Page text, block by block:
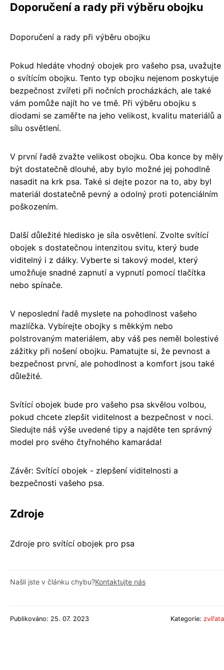
Doporučení a rady při výběru obojku
Doporučení a rady při výběru obojku
Pokud hledáte vhodný obojek pro vašeho psa, uvažujte
o svítícím obojku. Tento typ obojku nejenom poskytuje
bezpečnost zvířeti při nočních procházkách, ale také
vám pomůže najít ho ve tmě. Při výběru obojku s
diodami se zaměřte na jeho velikost, kvalitu materiálů a
sílu osvětlení.
V první řadě zvažte velikost obojku. Oba konce by měly
být dostatečně dlouhé, aby bylo možné jej pohodlně
nasadit na krk psa. Také si dejte pozor na to, aby byl
materiál dostatečně pevný a odolný proti potenciálním
poškozením.
Další důležité hledisko je síla osvětlení. Zvolte svítící
obojek s dostatečnou intenzitou svitu, který bude
viditelný i z dálky. Vyberte si takový model, který
umožňuje snadné zapnutí a vypnutí pomocí tlačítka
nebo spínače.
V neposlední řadě myslete na pohodlnost vašeho
mazlíčka. Vybírejte obojky s měkkým nebo
polstrovaným materiálem, aby váš pes neměl bolestivé
zážitky při nošení obojku. Pamatujte si, že pevnost a
bezpečnost první, ale pohodlnost a komfort jsou také
důležité.
Svítící obojek bude pro vašeho psa skvělou volbou,
pokud chcete zlepšit viditelnost a bezpečnost v noci.
Sledujte náš výše uvedené tipy a najděte ten správný
model pro svého čtyřnohého kamaráda!
Závěr: Svítící obojek - zlepšení viditelnosti a
bezpečnosti vašeho psa.
Zdroje
Zdroje pro svítící obojek pro psa
Našli jste v článku chybu?Kontaktujte nás
Publikováno: 25. 07. 2023 Kategorie: zvířata